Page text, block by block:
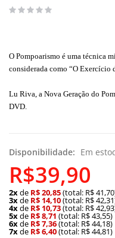
O Pompoarismo é uma técnica
considerada como “O Exercício
Lu Riva, a Nova Geração do
DVD.
Disponibilidade: Em
R$39,90
2xde R$ 20,85(total: R$
3xde R$ 14,10(total: R$
4xde R$ 10,73(total: R$
5xde R$ 8,71 (total: R$ 43,55)
6xde R$ 7,36(total: R$ 44,18)
7xde R$ 6,40(total: R$ 44,81)